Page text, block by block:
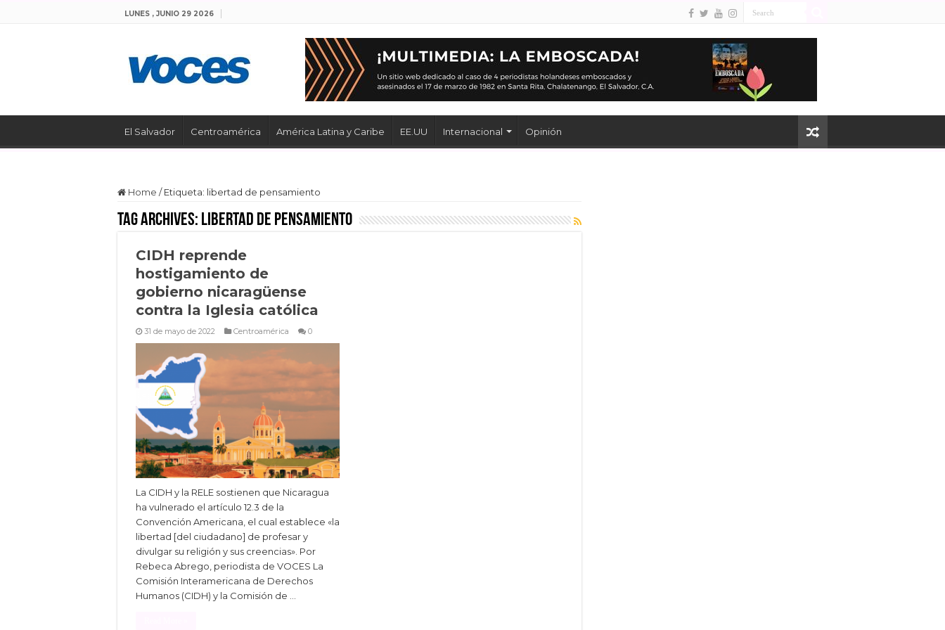
LUNES , JUNIO 29 2026
El Salvador Centroamérica América Latina y Caribe EE.UU Internacional Opinión
Home / Etiqueta: libertad de pensamiento
Tag Archives: libertad de pensamiento
CIDH reprende
hostigamiento de
gobierno nicaragüense
contra la Iglesia católica
31 de mayo de 2022 Centroamérica 0
La CIDH y la RELE sostienen que Nicaragua
ha vulnerado el artículo 12.3 de la
Convención Americana, el cual establece «la
libertad [del ciudadano] de profesar y
divulgar su religión y sus creencias». Por
Rebeca Abrego, periodista de VOCES La
Comisión Interamericana de Derechos
Humanos (CIDH) y la Comisión de …